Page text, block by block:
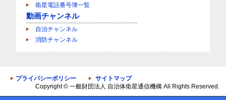
衛星電話番号簿一覧
動画チャンネル
自治チャンネル
消防チャンネル
プライバシーポリシー
サイトマップ
Copyright © 一般財団法人 自治体衛星通信機構All Rights Reserved.